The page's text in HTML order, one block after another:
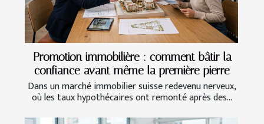
Promotion immobilière : comment bâtir la
confiance avant même la première pierre
Dans un marché immobilier suisse redevenu nerveux,
où les taux hypothécaires ont remonté après des...